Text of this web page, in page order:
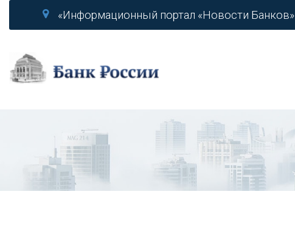
«Информационный портал «Новости Банков»